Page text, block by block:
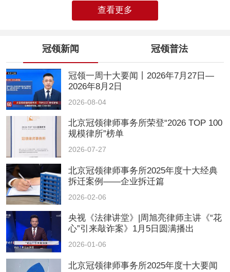
查看更多
冠领新闻 冠领普法
冠领一周十大要闻丨2026年7月27日—
2026年8月2日
2026-08-04
北京冠领律师事务所荣登“2026 TOP 100
规模律所”榜单
2026-07-27
北京冠领律师事务所2025年度十大经典
拆迁案例——企业拆迁篇
2026-02-06
央视《法律讲堂》|周旭亮律师主讲《“花
心”引来敲诈案》1月5日圆满播出
2026-01-06
北京冠领律师事务所2025年度十大要闻